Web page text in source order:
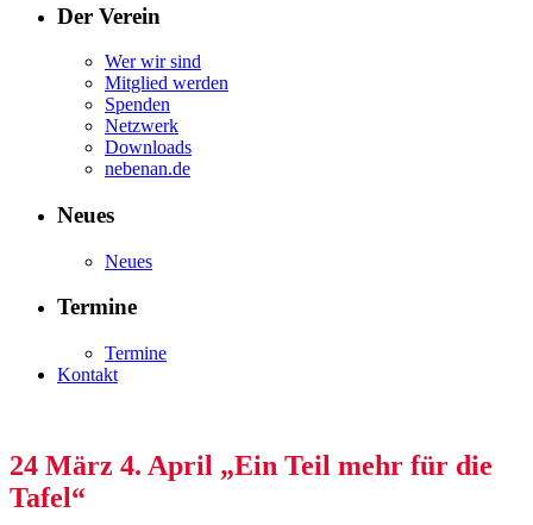
Der Verein
Wer wir sind
Mitglied werden
Spenden
Netzwerk
Downloads
nebenan.de
Neues
Neues
Termine
Termine
Kontakt
24 März 4. April „Ein Teil mehr für die
Tafel“